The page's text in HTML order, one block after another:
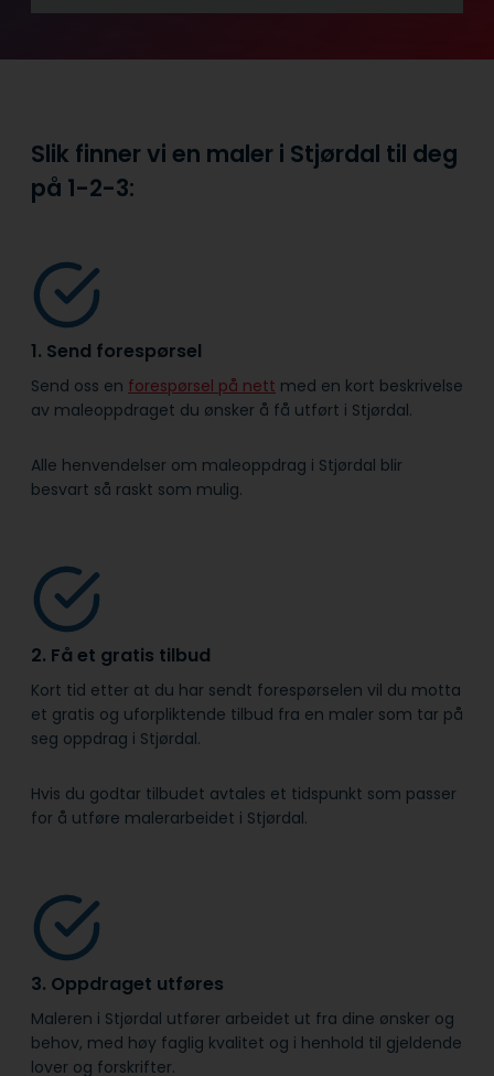
Slik finner vi en maler i Stjørdal til deg
på 1-2-3:
1. Send forespørsel
Send oss en forespørsel på nett med en kort beskrivelse
av maleoppdraget du ønsker å få utført i Stjørdal.
Alle henvendelser om maleoppdrag i Stjørdal blir
besvart så raskt som mulig.
2. Få et gratis tilbud
Kort tid etter at du har sendt forespørselen vil du motta
et gratis og uforpliktende tilbud fra en maler som tar på
seg oppdrag i Stjørdal.
Hvis du godtar tilbudet avtales et tidspunkt som passer
for å utføre malerarbeidet i Stjørdal.
3. Oppdraget utføres
Maleren i Stjørdal utfører arbeidet ut fra dine ønsker og
behov, med høy faglig kvalitet og i henhold til gjeldende
lover og forskrifter.